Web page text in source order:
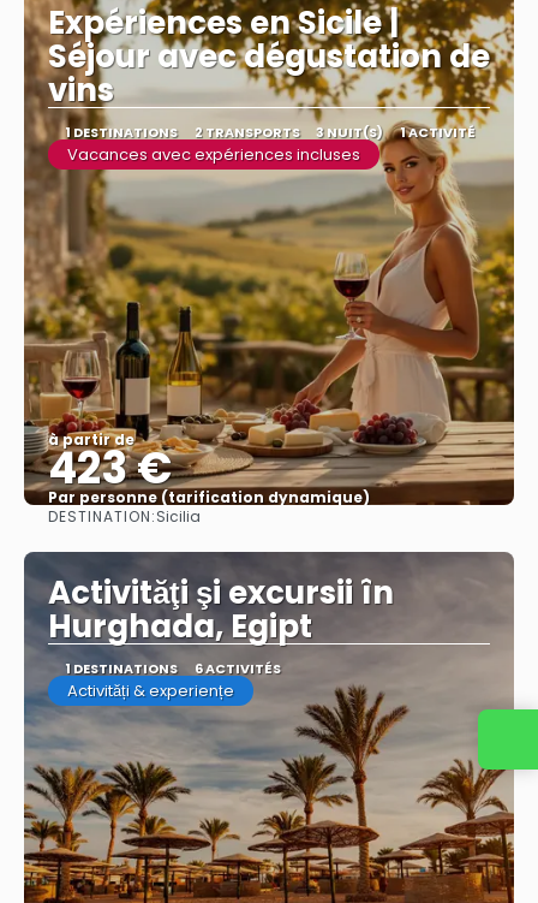
Expériences en Sicile |
Séjour avec dégustation de
vins
1 DESTINATIONS 2 TRANSPORTS 3 NUIT(S) 1 ACTIVITÉ
Vacances avec expériences incluses
à partir de
423 €
Par personne (tarification dynamique)
DESTINATION:Sicilia
Activităţi şi excursii în
Hurghada, Egipt
1 DESTINATIONS 6 ACTIVITÉS
Activități & experiențe